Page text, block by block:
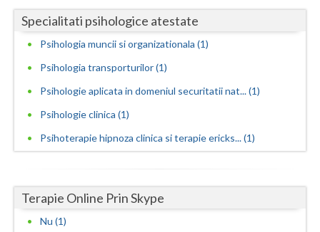
Valcea
Vaslui
Vrancea
Specialitati psihologice atestate
Psihologia muncii si organizationala (1)
Psihologia transporturilor (1)
Psihologie aplicata in domeniul securitatii nat... (1)
Psihologie clinica (1)
Psihoterapie hipnoza clinica si terapie ericks... (1)
Terapie Online Prin Skype
Nu (1)